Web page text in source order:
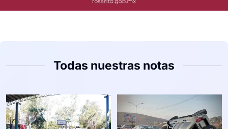
Todas nuestras notas